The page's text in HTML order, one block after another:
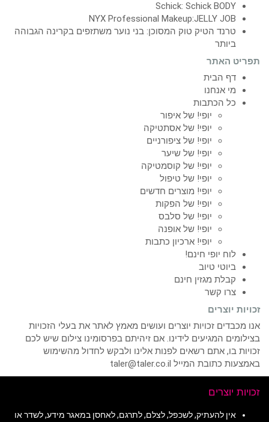
Schick: Schick BODY
NYX Professional Makeup:JELLY JOB
טרנד הטיק טוק המסוכן: בני נוער משתזפים בקרינה הגבוהה
ביותר
תפריט האתר
דף הבית
מי אנחנו
כל הכתבות
יופי! של איפור
יופי! של אסתטיקה
יופי! של ציפורניים
יופי! של שיער
יופי! של קוסמטיקה
יופי! של טיפול
יופי! מוצרים חדשים
יופי! של הפקות
יופי! של סלבס
יופי! של אופנה
יופי! ארכיון כתבות
לוח יופי חינם!
ביוטי טיוב
קבלת מגזין חינם
צרו קשר
זכויות יוצרים
אנו מכבדים זכויות יוצרים ועושים מאמץ לאתר את בעלי הזכויות
בצילומים המגיעים לידינו. אם זיהיתם בפרסומינו צילום שיש לכם
זכויות בו, אתם רשאים לפנות אלינו ולבקש לחדול מהשימוש
באמצעות כתובת המייל taler@taler.co.il
זכויות יוצרים
אין להעתיק, לשכפל, לצלם, לתרגם, לאחסן במאגר מידע, לשדר או